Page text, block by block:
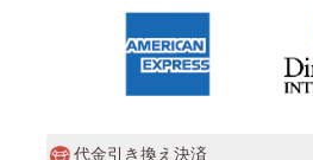
代金引き換え決済